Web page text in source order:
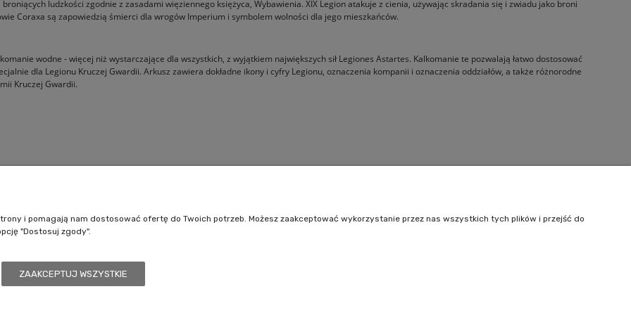
ludzkości zgodnie z zasadami więziennego księżyca, Wybawienia. XIX Legion atakuje z cienia, używając skradania się i zwiadu jako broni
Coraxa są zapowiedzią śmierci dla wrogów Imperium i symbolem wolności dla jego mieszkańców.
wodne - więcej niż wystarczające dla wszystkich, z wyjątkiem największych sił Legiones Astartes. Kalkomanie te pozwalają łatwo dostosować
dla Legionu Kruczej Gwardii. Arkusz zawiera dokładne ikony i cyfry Legionu, oznaczenia kompanii i oznaczenia oddziałów, a także różnorodne
Kruczej Gwardii.
Jak kupować?
Polityka prywatności
Logowanie
O nas
i pomagają nam dostosować ofertę do Twoich potrzeb. Możesz zaakceptować wykorzystanie przez nas wszystkich tych plików i przejść do
"Dostosuj zgody".
ZAAKCEPTUJ WSZYSTKIE